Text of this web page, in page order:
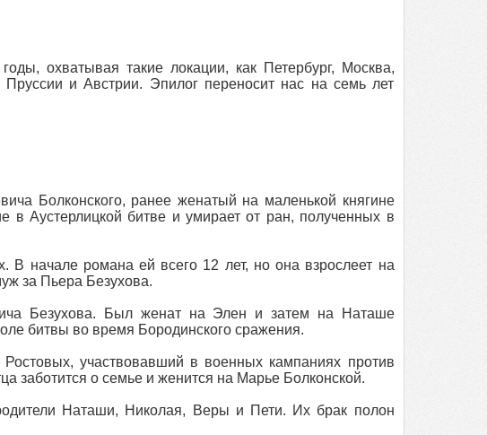
охватывая такие локации, как Петербург, Москва,
и Австрии. Эпилог переносит нас на семь лет
Болконского, ранее женатый на маленькой княгине
в Аустерлицкой битве и умирает от ран, полученных в
начале романа ей всего 12 лет, но она взрослеет на
за Пьера Безухова.
Безухова. Был женат на Элен и затем на Наташе
битвы во время Бородинского сражения.
участвовавший в военных кампаниях против
заботится о семье и женится на Марье Болконской.
Наташи, Николая, Веры и Пети. Их брак полон